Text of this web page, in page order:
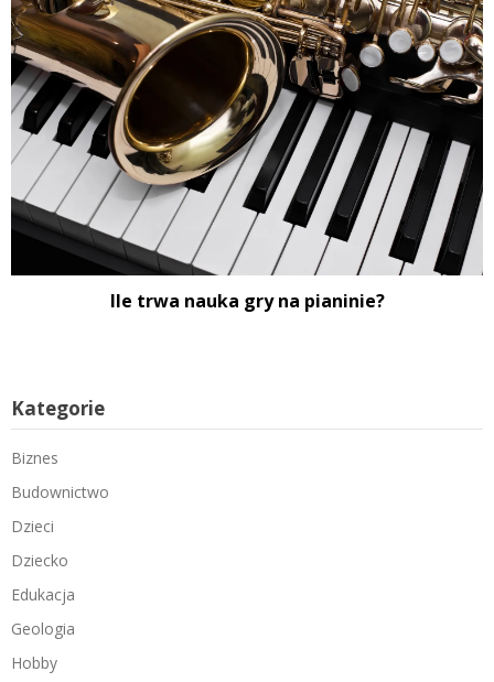
Ile trwa nauka gry na pianinie?
Kategorie
Biznes
Budownictwo
Dzieci
Dziecko
Edukacja
Geologia
Hobby